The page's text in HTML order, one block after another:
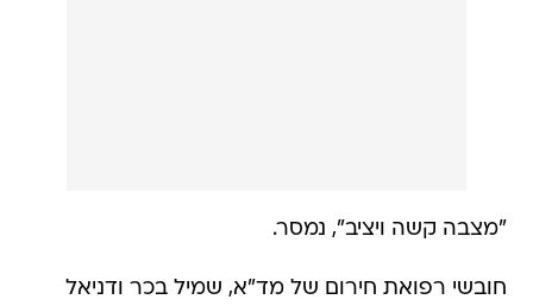
"מצבה קשה ויציב", נמסר.
חובשי רפואת חירום של מד"א, שמיל בכר ודניאל